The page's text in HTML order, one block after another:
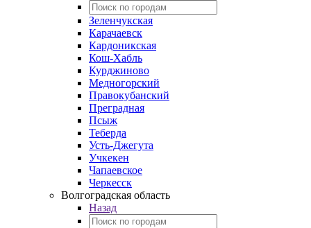
Зеленчукская
Карачаевск
Кардоникская
Кош-Хабль
Курджиново
Медногорский
Правокубанский
Преградная
Псыж
Теберда
Усть-Джегута
Учкекен
Чапаевское
Черкесск
Волгоградская область
Назад